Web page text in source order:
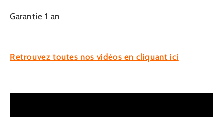
Garantie 1 an
Retrouvez toutes nos vidéos en cliquant ici